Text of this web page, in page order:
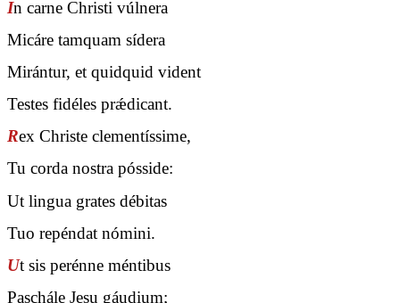
In carne Christi vúlnera
Micáre tamquam sídera
Mirántur, et quidquid vident
Testes fidéles prǽdicant.
Rex Christe clementíssime,
Tu corda nostra pósside:
Ut lingua grates débitas
Tuo repéndat nómini.
Ut sis perénne méntibus
Paschále Jesu gáudium;